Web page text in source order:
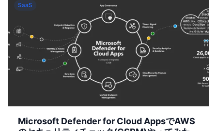
SaaS
Microsoft Defender for Cloud AppsでAWS